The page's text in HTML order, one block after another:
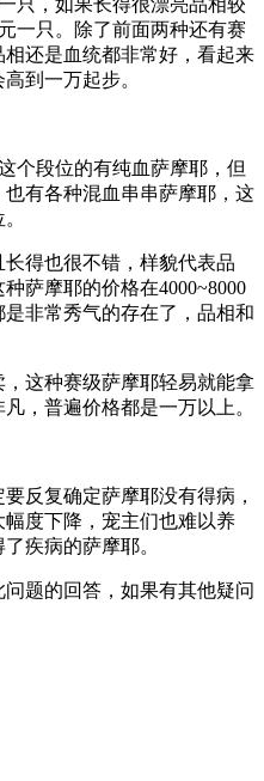
只，如果长得很漂亮品相较
一只。除了前面两种还有赛
还是血统都非常好，看起来
到一万起步。
个段位的有纯血萨摩耶，但
有各种混血串串萨摩耶，这
得也很不错，样貌代表品
萨摩耶的价格在4000~8000
非常秀气的存在了，品相和
这种赛级萨摩耶轻易就能拿
，普遍价格都是一万以上。
反复确定萨摩耶没有得病，
度下降，宠主们也难以养
疾病的萨摩耶。
题的回答，如果有其他疑问